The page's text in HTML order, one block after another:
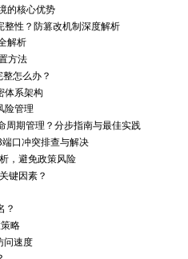
的核心优势
整性？防篡改机制深度解析
解析
方法
怎么办？
体系架构
险管理
周期管理？分步指南与最佳实践
口冲突排查与解决
，避免政策风险
键因素？
？
略
问速度